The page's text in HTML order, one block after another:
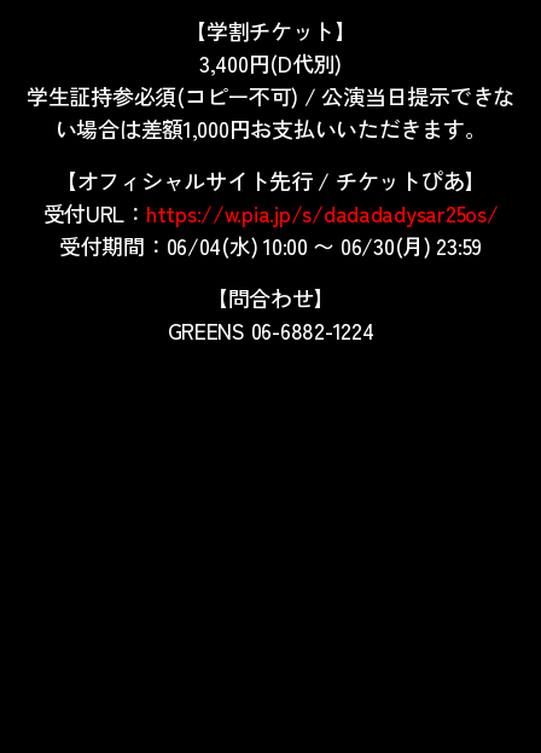
【学割チケット】
3,400円(D代別)
学生証持参必須(コピー不可) / 公演当日提示できな
い場合は差額1,000円お支払いいただきます。
【オフィシャルサイト先行 / チケットぴあ】
受付URL： https://w.pia.jp/s/dadadadysar25os/
受付期間：06/04(水) 10:00 〜 06/30(月) 23:59
【問合わせ】
GREENS 06-6882-1224